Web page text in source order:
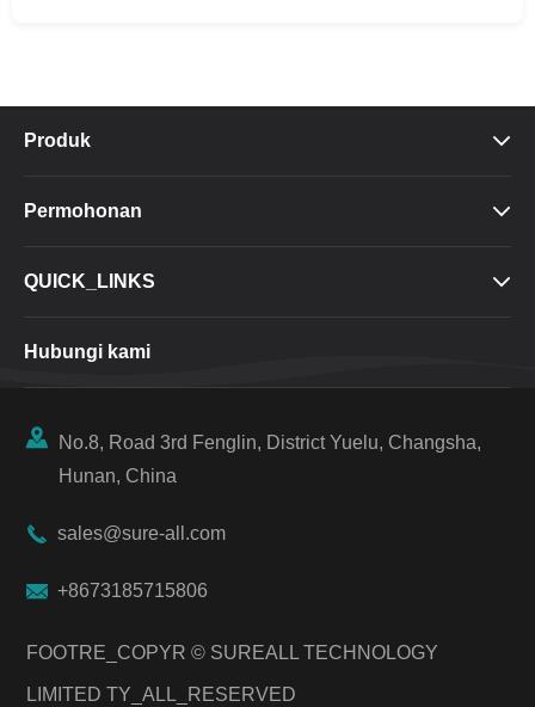
Produk 
Permohonan 
QUICK_LINKS 
Hubungi kami

No.8, Road 3rd Fenglin, District Yuelu, Changsha,
Hunan, China
 sales@sure-all.com
 +8673185715806
FOOTRE_COPYR © SUREALL TECHNOLOGY
LIMITED TY_ALL_RESERVED